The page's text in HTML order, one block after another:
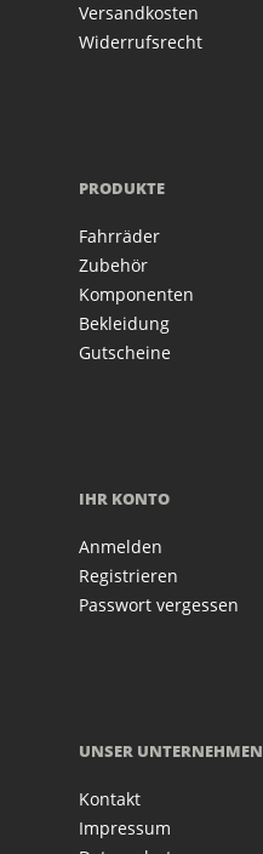
Versandkosten
Widerrufsrecht
PRODUKTE
Fahrräder
Zubehör
Komponenten
Bekleidung
Gutscheine
IHR KONTO
Anmelden
Registrieren
Passwort vergessen
UNSER UNTERNEHMEN
Kontakt
Impressum